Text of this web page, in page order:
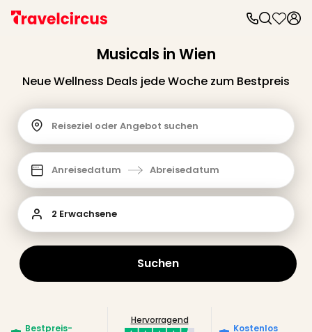
Musicals in Wien
Neue Wellness Deals jede Woche zum Bestpreis
Reiseziel oder Angebot suchen
Anreisedatum Abreisedatum
2 Erwachsene
Suchen
Bestpreis­
Hervorragend
Kostenlos